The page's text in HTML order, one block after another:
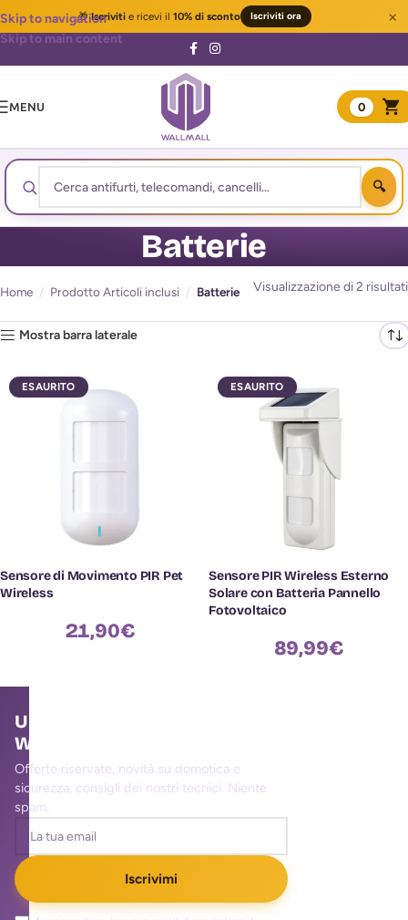
🎁Iscrivitie ricevi il 10% di sconto Iscriviti ora ×
Skip to navigation
Skip to main content
MENU 0
Batterie
Home / Prodotto Articoli inclusi / Batterie Visualizzazione di 2 risultati
Mostra barra laterale
ESAURITO
Sensore di Movimento PIR Pet
Wireless
21,90€
ESAURITO
Sensore PIR Wireless Esterno
Solare con Batteria Pannello
Fotovoltaico
89,99€
Unisciti alla community
WallMall
Offerte riservate, novità su domotica e
sicurezza, consigli dei nostri tecnici. Niente
spam.
Iscrivimi